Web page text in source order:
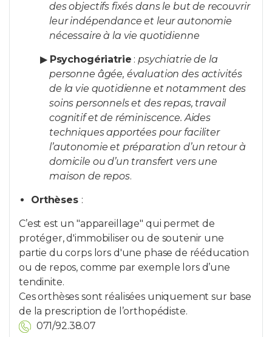
des objectifs fixés dans le but de recouvrir
leur indépendance et leur autonomie
nécessaire à la vie quotidienne
▶ Psychogériatrie :psychiatrie de la
personne âgée, évaluation des activités
de la vie quotidienne et notamment des
soins personnels et des repas, travail
cognitif et de réminiscence. Aides
techniques apportées pour faciliter
l’autonomie et préparation d’un retour à
domicile ou d’un transfert vers une
maison de repos.
Orthèses :
C’est est un "appareillage" qui permet de
protéger, d'immobiliser ou de soutenir une
partie du corps lors d'une phase de rééducation
ou de repos, comme par exemple lors d’une
tendinite.
Ces orthèses sont réalisées uniquement sur base
de la prescription de l’orthopédiste.
071/92.38.07